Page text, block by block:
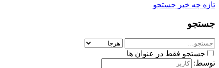
تازه چه خبر جستجو
جستجو
جستجو فقط در عنوان ها
توسط: